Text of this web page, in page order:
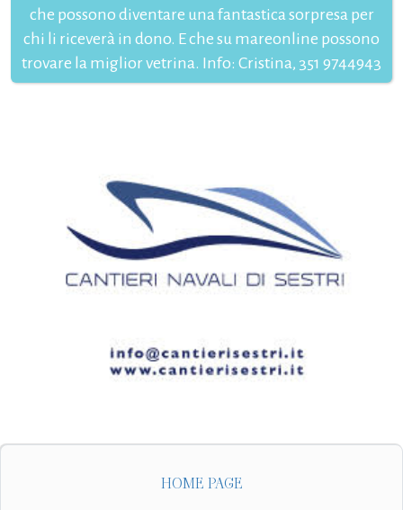
che possono diventare una fantastica sorpresa per
chi li riceverà in dono. E che su mareonline possono
trovare la miglior vetrina. Info: Cristina, 351 9744943
HOME PAGE